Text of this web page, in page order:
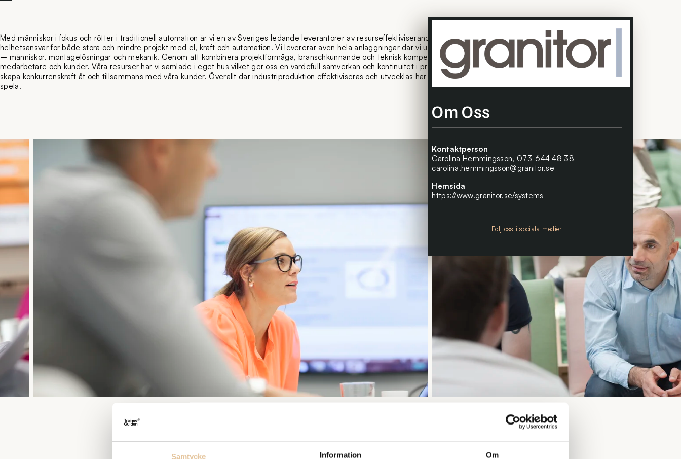
Samtycke Information Om
Med människor i fokus och rötter i traditionell automation är vi en av Sveriges ledande leverantörer av resurseffektiviserande system för energi, infra och industri. Vi tar ett
helhetsansvar för både stora och mindre projekt med el, kraft och automation. Vi levererar även hela anläggningar där vi utöver våra automationslösningar tar ett totalansvar
– människor, montagelösningar och mekanik. Genom att kombinera projektförmåga, branschkunnande och teknisk kompetens, skapar vi framgång och utveckling för både
medarbetare och kunder. Våra resurser har vi samlade i eget hus vilket ger oss en värdefull samverkan och kontinuitet i projekten. För oss handlar projektförmåga om att
skapa konkurrenskraft åt och tillsammans med våra kunder. Överallt där industriproduktion effektiviseras och utvecklas har Granitor Systems en naturlig och viktig roll att
spela.
Om Oss
Kontaktperson
Carolina Hemmingsson, 073-644 48 38
carolina.hemmingsson@granitor.se
Hemsida
https://www.granitor.se/systems
Följ oss i sociala medier